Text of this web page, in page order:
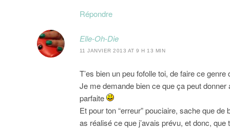
Répondre
Elle-Oh-Die
11 JANVIER 2013 AT 9 H 13 MIN
T’es bien un peu fofolle toi, de faire ce
Je me demande bien ce que ça peut
parfaite
Et pour ton “erreur” pouciaire, sache que
as réalisé ce que j’avais prévu, et donc,